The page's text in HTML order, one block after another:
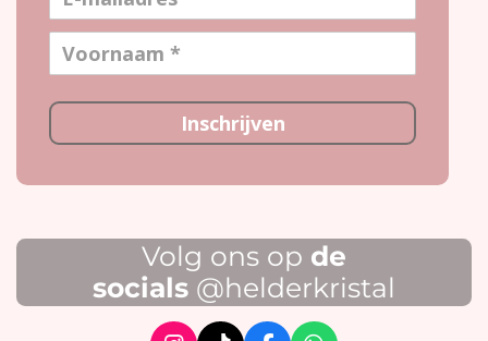
Inschrijven
Volg ons op de
socials @helderkristal